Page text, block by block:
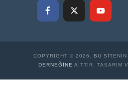
COPYRIGHT © 2026. BU SITENIN
DERNEĞINE AITTIR. TASARIM